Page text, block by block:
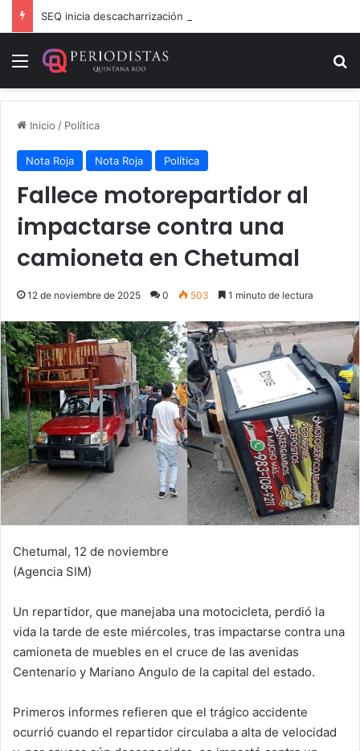
Menú
Inicio / Política
Nota Roja Nota Roja Política
Fallece motorepartidor al
impactarse contra una
camioneta en Chetumal
12 de noviembre de 2025 0 503 1 minuto de lectura
Chetumal, 12 de noviembre
(Agencia SIM)
Un repartidor, que manejaba una motocicleta, perdió la
vida la tarde de este miércoles, tras impactarse contra una
camioneta de muebles en el cruce de las avenidas
Centenario y Mariano Angulo de la capital del estado.
Primeros informes refieren que el trágico accidente
ocurrió cuando el repartidor circulaba a alta de velocidad